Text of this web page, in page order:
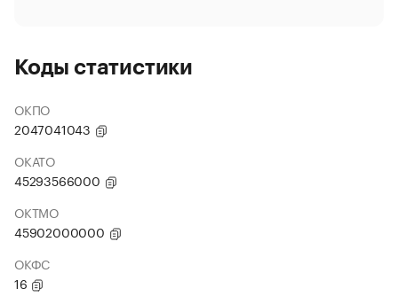
Коды статистики
ОКПО
2047041043
ОКАТО
45293566000
ОКТМО
45902000000
ОКФС
16